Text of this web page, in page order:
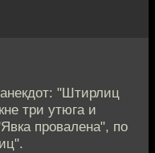
"Штирлиц
три утюга и
провалена", по